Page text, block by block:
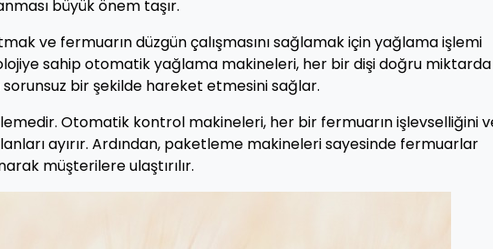
büyük önem taşır.
ve fermuarın düzgün çalışmasını sağlamak için yağlama işlemi
sahip otomatik yağlama makineleri, her bir dişi doğru miktarda
bir şekilde hareket etmesini sağlar.
Otomatik kontrol makineleri, her bir fermuarın işlevselliğini
ayırır. Ardından, paketleme makineleri sayesinde fermuarlar
müşterilere ulaştırılır.